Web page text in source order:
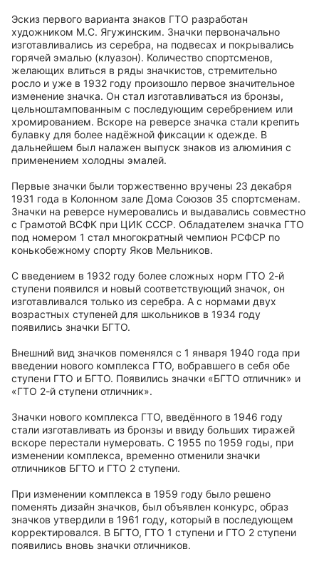
Эскиз первого варианта знаков ГТО разработан
художником М.С. Ягужинским. Значки первоначально
изготавливались из серебра, на подвесах и покрывались
горячей эмалью (клуазон). Количество спортсменов,
желающих влиться в ряды значкистов, стремительно
росло и уже в 1932 году произошло первое значительное
изменение значка. Он стал изготавливаться из бронзы,
цельноштампованным с последующим серебрением или
хромированием. Вскоре на реверсе значка стали крепить
булавку для более надёжной фиксации к одежде. В
дальнейшем был налажен выпуск знаков из алюминия с
применением холодны эмалей.
Первые значки были торжественно вручены 23 декабря
1931 года в Колонном зале Дома Союзов 35 спортсменам.
Значки на реверсе нумеровались и выдавались совместно
с Грамотой ВСФК при ЦИК СССР. Обладателем значка ГТО
под номером 1 стал многократный чемпион РСФСР по
конькобежному спорту Яков Мельников.
С введением в 1932 году более сложных норм ГТО 2-й
ступени появился и новый соответствующий значок, он
изготавливался только из серебра. А с нормами двух
возрастных ступеней для школьников в 1934 году
появились значки БГТО.
Внешний вид значков поменялся с 1 января 1940 года при
введении нового комплекса ГТО, вобравшего в себя обе
ступени ГТО и БГТО. Появились значки «БГТО отличник» и
«ГТО 2-й ступени отличник».
Значки нового комплекса ГТО, введённого в 1946 году
стали изготавливать из бронзы и ввиду больших тиражей
вскоре перестали нумеровать. С 1955 по 1959 годы, при
изменении комплекса, временно отменили значки
отличников БГТО и ГТО 2 ступени.
При изменении комплекса в 1959 году было решено
поменять дизайн значков, был объявлен конкурс, образ
значков утвердили в 1961 году, который в последующем
корректировался. В БГТО, ГТО 1 ступени и ГТО 2 ступени
появились вновь значки отличников.